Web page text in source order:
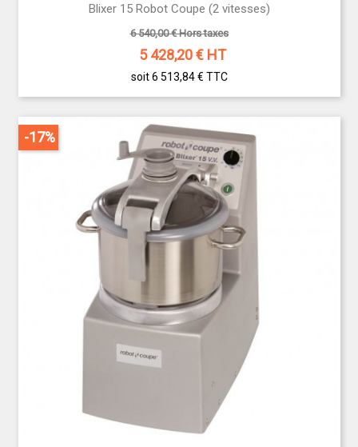
Blixer 15 Robot Coupe (2 vitesses)
6 540,00 € Hors taxes
5 428,20€ HT
soit 6 513,84 € TTC
-17%